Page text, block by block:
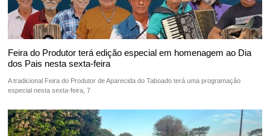
Feira do Produtor terá edição especial em homenagem ao Dia
dos Pais nesta sexta-feira
A tradicional Feira do Produtor de Aparecida do Taboado terá uma programação
especial nesta sexta-feira, 7